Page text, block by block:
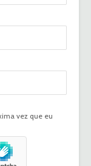
vez que eu